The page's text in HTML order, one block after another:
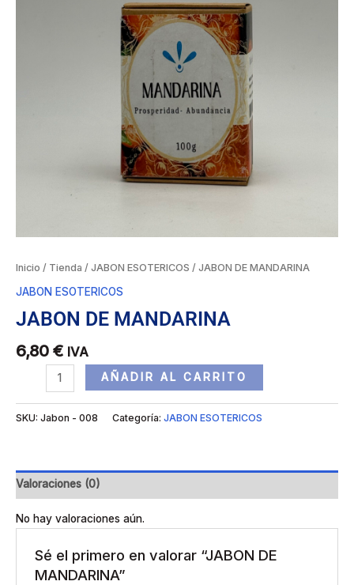
Inicio / Tienda / JABON ESOTERICOS / JABON DE MANDARINA
JABON ESOTERICOS
JABON DE MANDARINA
6,80 € IVA
AÑADIR AL CARRITO
SKU: Jabon - 008 Categoría: JABON ESOTERICOS
Valoraciones (0)
No hay valoraciones aún.
Sé el primero en valorar “JABON DE
MANDARINA”